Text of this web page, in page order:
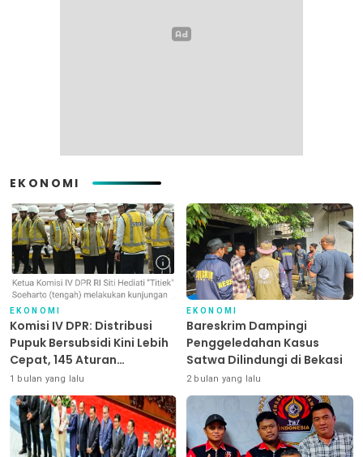
EKONOMI
EKONOMI
Komisi IV DPR: Distribusi
Pupuk Bersubsidi Kini Lebih
Cepat, 145 Aturan
Dipangkas
1 bulan yang lalu
EKONOMI
Bareskrim Dampingi
Penggeledahan Kasus
Satwa Dilindungi di Bekasi
2 bulan yang lalu